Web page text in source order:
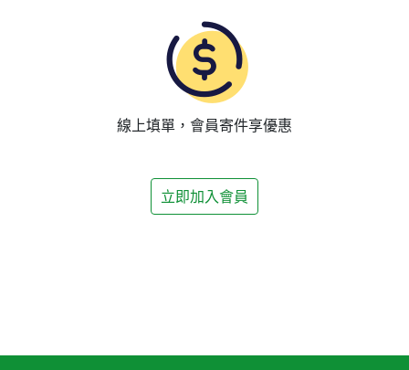
線上填單，會員寄件享優惠
立即加入會員